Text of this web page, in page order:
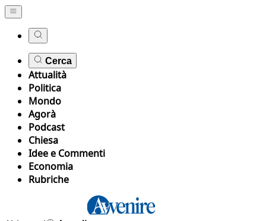
Cerca
Attualità
Politica
Mondo
Agorà
Podcast
Chiesa
Idee e Commenti
Economia
Rubriche